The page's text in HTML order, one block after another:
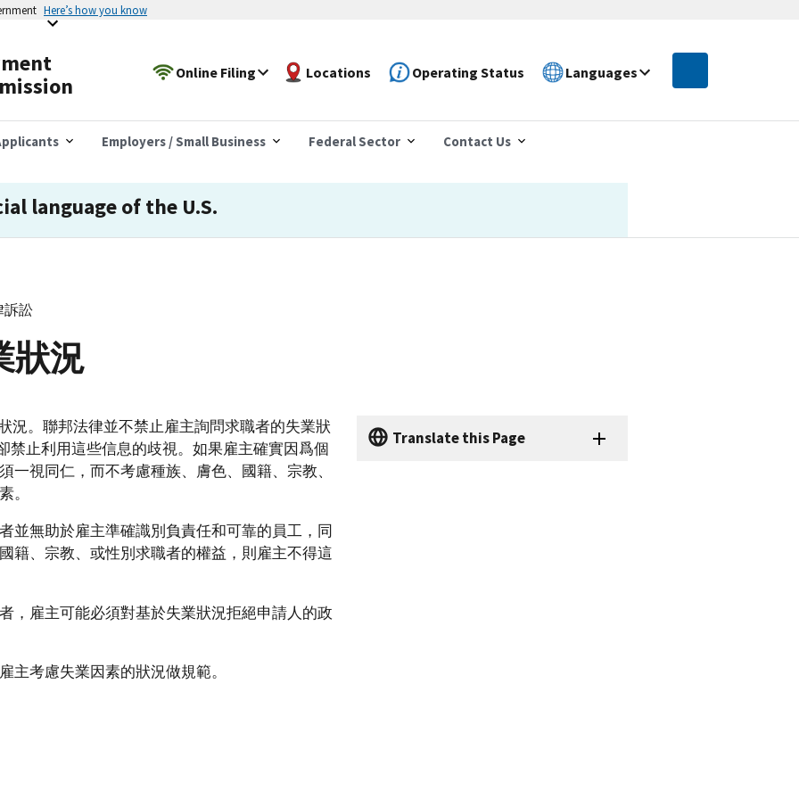
Here’s how you know
Online Filing Locations Operating Status Languages
Employers / Small Business Federal Sector Contact Us
language of the U.S.
訴訟
狀況
況。聯邦法律並不禁止雇主詢問求職者的失業狀
禁止利用這些信息的歧視。如果雇主確實因爲個
一視同仁，而不考慮種族、膚色、國籍、宗教、
。
並無助於雇主準確識別負責任和可靠的員工，同
籍、宗教、或性別求職者的權益，則雇主不得這
，雇主可能必須對基於失業狀況拒絕申請人的政
主考慮失業因素的狀況做規範。
Translate this Page